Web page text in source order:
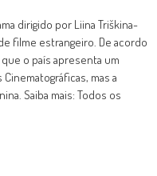
dirigido por Liina Triškina-
filme estrangeiro. De acordo
que o país apresenta um
mas a
Saiba mais: Todos os